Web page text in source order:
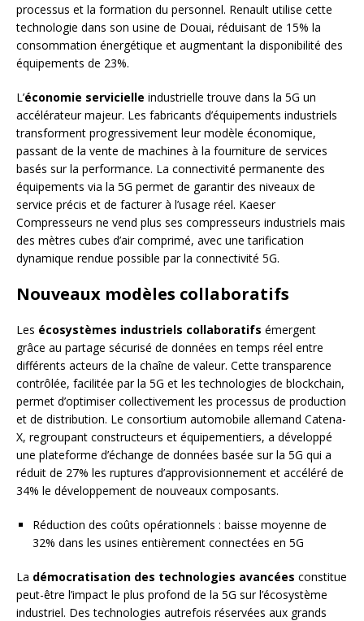
processus et la formation du personnel. Renault utilise cette
technologie dans son usine de Douai, réduisant de 15% la
consommation énergétique et augmentant la disponibilité des
équipements de 23%.
L’économie servicielle industrielle trouve dans la 5G un
accélérateur majeur. Les fabricants d’équipements industriels
transforment progressivement leur modèle économique,
passant de la vente de machines à la fourniture de services
basés sur la performance. La connectivité permanente des
équipements via la 5G permet de garantir des niveaux de
service précis et de facturer à l’usage réel. Kaeser
Compresseurs ne vend plus ses compresseurs industriels mais
des mètres cubes d’air comprimé, avec une tarification
dynamique rendue possible par la connectivité 5G.
Nouveaux modèles collaboratifs
Les écosystèmes industriels collaboratifs émergent
grâce au partage sécurisé de données en temps réel entre
différents acteurs de la chaîne de valeur. Cette transparence
contrôlée, facilitée par la 5G et les technologies de blockchain,
permet d’optimiser collectivement les processus de production
et de distribution. Le consortium automobile allemand Catena-
X, regroupant constructeurs et équipementiers, a développé
une plateforme d’échange de données basée sur la 5G qui a
réduit de 27% les ruptures d’approvisionnement et accéléré de
34% le développement de nouveaux composants.
Réduction des coûts opérationnels : baisse moyenne de
32% dans les usines entièrement connectées en 5G
La démocratisation des technologies avancées constitue
peut-être l’impact le plus profond de la 5G sur l’écosystème
industriel. Des technologies autrefois réservées aux grands